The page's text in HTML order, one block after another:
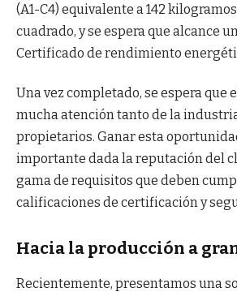
(A1-C4) equivalente a 142
cuadrado, y se espera que alcance
Certificado de rendimiento
Una vez completado, se espera que
mucha atención tanto de la
propietarios. Ganar esta
importante dada la reputación del
gama de requisitos que deben
calificaciones de certificación y
Hacia la producción a
Recientemente, presentamos una